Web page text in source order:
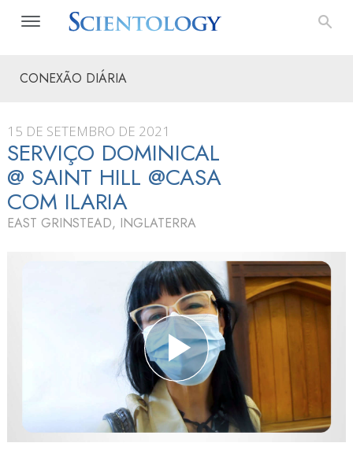
CONEXÃO DIÁRIA
15 DE SETEMBRO DE 2021
SERVIÇO DOMINICAL
@ SAINT HILL @CASA
COM ILARIA
EAST GRINSTEAD, INGLATERRA